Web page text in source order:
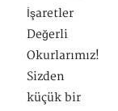
İşaretler
Değerli
Okurlarımız!
Sizden
küçük bir